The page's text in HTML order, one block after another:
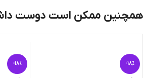
همچنین ممکن است دوست
-18%
-18%